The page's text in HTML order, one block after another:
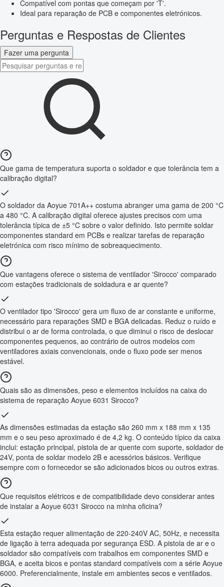
Compatível com pontas que começam por 'T'.
Ideal para reparação de PCB e componentes eletrónicos.
Perguntas e Respostas de Clientes
Fazer uma pergunta
Que gama de temperatura suporta o soldador e que tolerância tem a
calibração digital?
O soldador da Aoyue 701A++ costuma abranger uma gama de 200 °C
a 480 °C. A calibração digital oferece ajustes precisos com uma
tolerância típica de ±5 °C sobre o valor definido. Isto permite soldar
componentes standard em PCBs e realizar tarefas de reparação
eletrónica com risco mínimo de sobreaquecimento.
Que vantagens oferece o sistema de ventilador 'Sirocco' comparado
com estações tradicionais de soldadura e ar quente?
O ventilador tipo 'Sirocco' gera um fluxo de ar constante e uniforme,
necessário para reparações SMD e BGA delicadas. Reduz o ruído e
distribui o ar de forma controlada, o que diminui o risco de deslocar
componentes pequenos, ao contrário de outros modelos com
ventiladores axiais convencionais, onde o fluxo pode ser menos
estável.
Quais são as dimensões, peso e elementos incluídos na caixa do
sistema de reparação Aoyue 6031 Sirocco?
As dimensões estimadas da estação são 260 mm x 188 mm x 135
mm e o seu peso aproximado é de 4,2 kg. O conteúdo típico da caixa
inclui: estação principal, pistola de ar quente com suporte, soldador de
24V, ponta de soldar modelo 2B e acessórios básicos. Verifique
sempre com o fornecedor se são adicionados bicos ou outros extras.
Que requisitos elétricos e de compatibilidade devo considerar antes
de instalar a Aoyue 6031 Sirocco na minha oficina?
Esta estação requer alimentação de 220-240V AC, 50Hz, e necessita
de ligação à terra adequada por segurança ESD. A pistola de ar e o
soldador são compatíveis com trabalhos em componentes SMD e
BGA, e aceita bicos e pontas standard compatíveis com a série Aoyue
6000. Preferencialmente, instale em ambientes secos e ventilados.